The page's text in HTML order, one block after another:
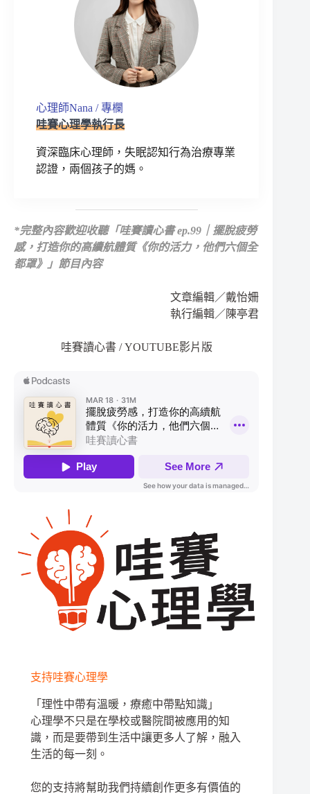
心理師Nana / 專欄
哇賽心理學執行長
資深臨床心理師，失眠認知行為治療專業
認證，兩個孩子的媽。
*完整內容歡迎收聽「哇賽讀心書 ep.99｜擺脫疲勞
感，打造你的高續航體質《你的活力，他們六個全
都罩》」節目內容
文章編輯／戴怡姍
執行編輯／陳亭君
哇賽讀心書 / YOUTUBE影片版
支持哇賽心理學
「理性中帶有溫暖，療癒中帶點知識」
心理學不只是在學校或醫院間被應用的知
識，而是要帶到生活中讓更多人了解，融入
生活的每一刻。
您的支持將幫助我們持續創作更多有價值的